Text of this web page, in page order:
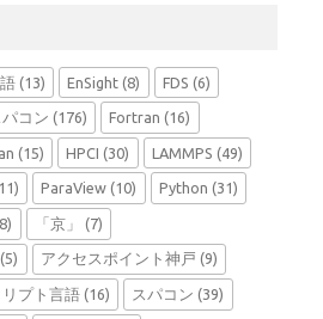
(13) EnSight (8) FDS (6)
パコン (176) Fortran (16)
(15) HPCI (30) LAMMPS (49)
ParaView (10) Python (31)
「京」 (7)
(5) アクセスポイント神戸 (9)
リプト言語(16) スパコン (39)